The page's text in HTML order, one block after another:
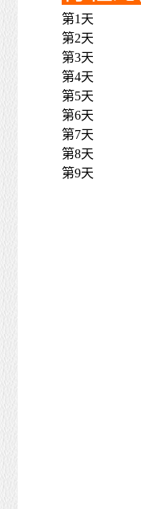
第1天
第2天
第3天
第4天
第5天
第6天
第7天
第8天
第9天